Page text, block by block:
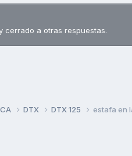
cerrado a otras respuestas.
DTX DTX 125 estafa en